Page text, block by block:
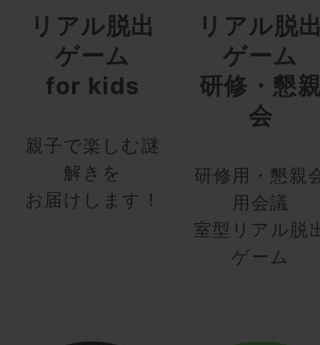
リアル脱出
ゲーム
for kids
親子で楽しむ謎
解きを
お届けします！
リアル脱
ゲーム
研修・懇
会
研修用・懇親
用会議
室型リアル脱
ゲーム